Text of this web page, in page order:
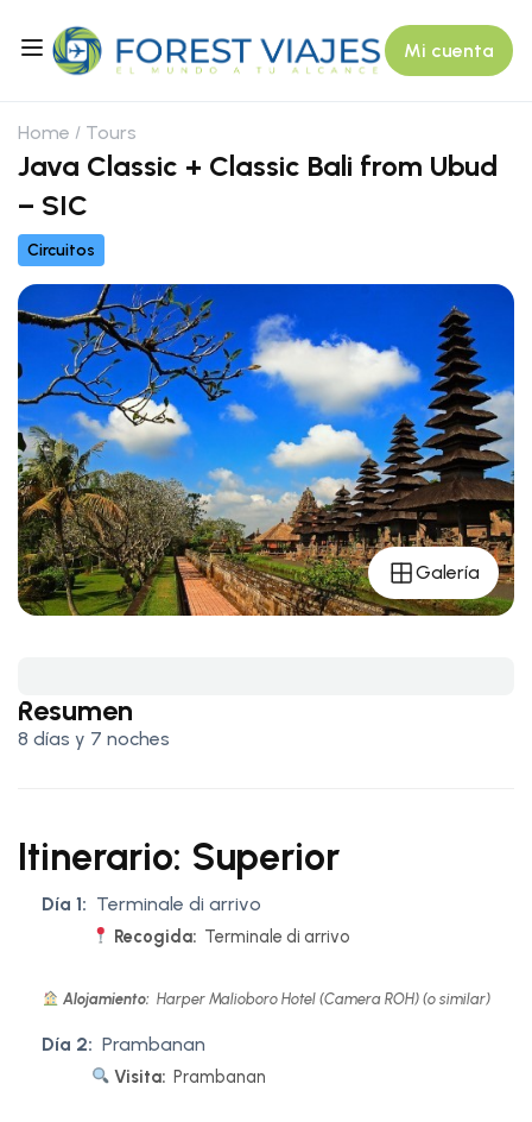
Mi cuenta
Home Tours
Java Classic + Classic Bali from Ubud
– SIC
Circuitos
Galería
Resumen
8 días y 7 noches
Itinerario: Superior
Día 1: Terminale di arrivo
Recogida: Terminale di arrivo
Alojamiento: Harper Malioboro Hotel (Camera ROH) (o similar)
Día 2: Prambanan
Visita: Prambanan